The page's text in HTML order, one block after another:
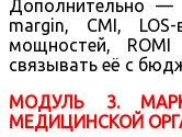
Дополнительно —
margin, CMI, LOS-
мощностей, ROMI
связывать её с
МОДУЛЬ 3.
МЕДИЦИНСКОЙ